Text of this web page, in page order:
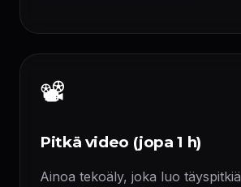
📽️
Pitkä video (jopa 1 h)
Ainoa tekoäly, joka luo täyspitkiä